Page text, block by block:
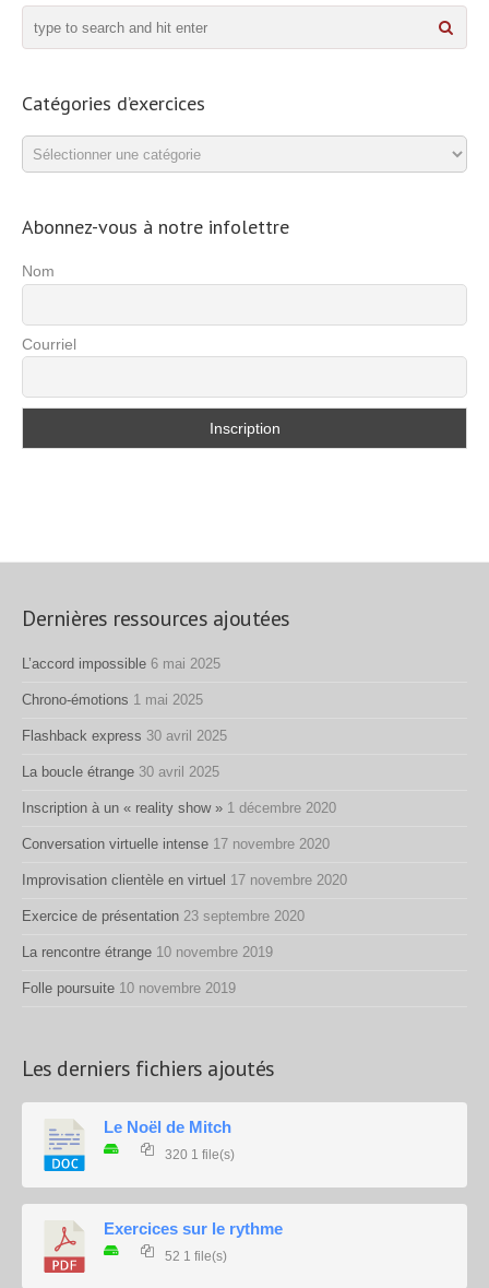
Catégories d’exercices
Catégories
d’exercices
Abonnez-vous à notre infolettre
Nom
Courriel
Dernières ressources ajoutées
L’accord impossible 6 mai 2025
Chrono-émotions 1 mai 2025
Flashback express 30 avril 2025
La boucle étrange 30 avril 2025
Inscription à un « reality show » 1 décembre 2020
Conversation virtuelle intense 17 novembre 2020
Improvisation clientèle en virtuel 17 novembre 2020
Exercice de présentation 23 septembre 2020
La rencontre étrange 10 novembre 2019
Folle poursuite 10 novembre 2019
Les derniers fichiers ajoutés
Le Noël de Mitch
320 1 file(s)
Exercices sur le rythme
52 1 file(s)